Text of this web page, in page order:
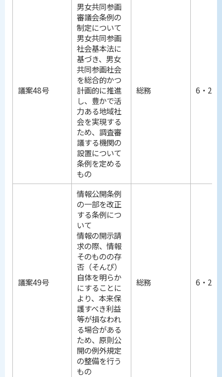
議案48号
男女共同参画
審議会条例の
制定について
男女共同参画
社会基本法に
基づき、男女
共同参画社会
を総合的かつ
計画的に推進
し、豊かで活
力ある地域社
会を実現する
ため、調査審
議する機関の
設置について
条例を定める
もの
総務 6・25
議案49号
情報公開条例
の一部を改正
する条例につ
いて
情報の開示請
求の際、情報
そのものの存
否（そんぴ）
自体を明らか
にすることに
より、本来保
護すべき利益
等が損なわれ
る場合がある
ため、原則公
開の例外規定
の整備を行う
もの
総務 6・25